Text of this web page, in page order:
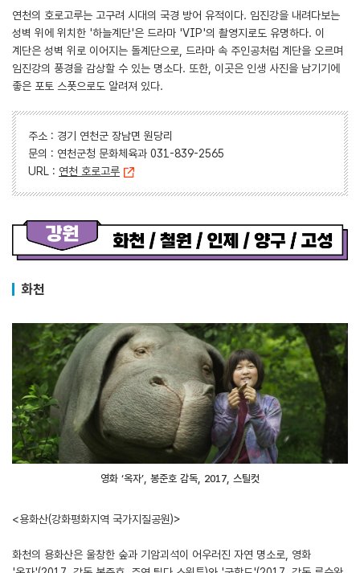
연천의 호로고루는 고구려 시대의 국경 방어 유적이다. 임진강을 내려다보는
성벽 위에 위치한 '하늘계단'은 드라마 'VIP'의 촬영지로도 유명하다. 이
계단은 성벽 위로 이어지는 돌계단으로, 드라마 속 주인공처럼 계단을 오르며
임진강의 풍경을 감상할 수 있는 명소다. 또한, 이곳은 인생 사진을 남기기에
좋은 포토 스폿으로도 알려져 있다.
주소 : 경기 연천군 장남면 원당리
문의 : 연천군청 문화체육과 031-839-2565
URL : 연천 호로고루
화천
영화 ‘옥자’, 봉준호 감독, 2017, 스틸컷
<용화산(강화평화지역 국가지질공원)>
화천의 용화산은 울창한 숲과 기암괴석이 어우러진 자연 명소로, 영화